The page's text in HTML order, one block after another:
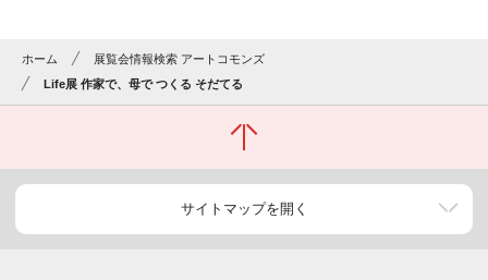
ホーム
展覧会情報検索 アートコモンズ
Life展 作家で、母で つくる そだてる
サイトマップを開く